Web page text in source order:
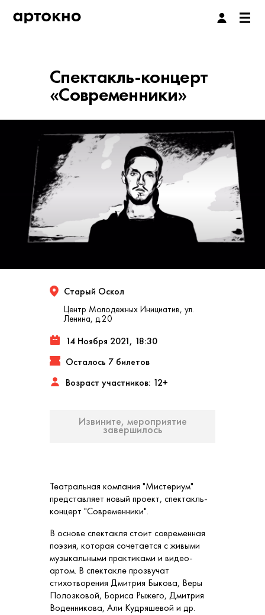
Спектакль-концерт
«Современники»
Старый Оскол
Центр Молодежных Инициатив, ул.
Ленина, д.20
14 Ноября 2021, 18:30
Осталось 7 билетов
Возраст участников: 12+
Извините, мероприятие
завершилось
Театральная компания "Мистериум"
представляет новый проект, спектакль-
концерт "Современники".
В основе спектакля стоит современная
поэзия, которая сочетается с живыми
музыкальными практиками и видео-
артом. В спектакле прозвучат
стихотворения Дмитрия Быкова, Веры
Полозковой, Бориса Рыжего, Дмитрия
Воденникова, Али Кудряшевой и др.